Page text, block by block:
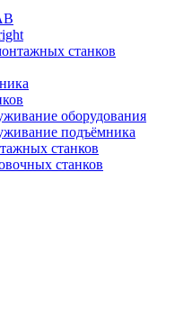
станков
оборудования
подъёмника
станков
станков